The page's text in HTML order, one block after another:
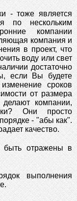
- тоже является
по нескольким
компании
компания и
в проект, что
воду или свет
достаточно
если Вы будете
сроков
от размера
компании,
Они просто
- "абы как".
качество.
быть отражены в
выполнения